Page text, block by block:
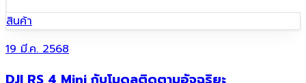
สินค้า
19 มี.ค. 2568